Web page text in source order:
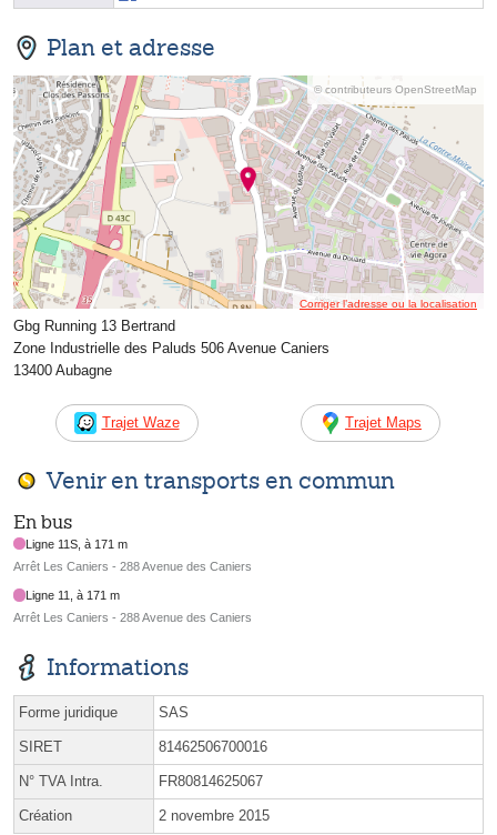
Plan et adresse
© contributeurs OpenStreetMap
Corriger l’adresse ou la localisation
Gbg Running 13 Bertrand
Zone Industrielle des Paluds 506 Avenue Caniers
13400 Aubagne
Trajet Waze Trajet Maps
Venir en transports en commun
En bus
Ligne 11S, à 171 m
Arrêt Les Caniers - 288 Avenue des Caniers
Ligne 11, à 171 m
Arrêt Les Caniers - 288 Avenue des Caniers
Informations
Forme juridique SAS
SIRET 81462506700016
N° TVA Intra. FR80814625067
Création 2 novembre 2015